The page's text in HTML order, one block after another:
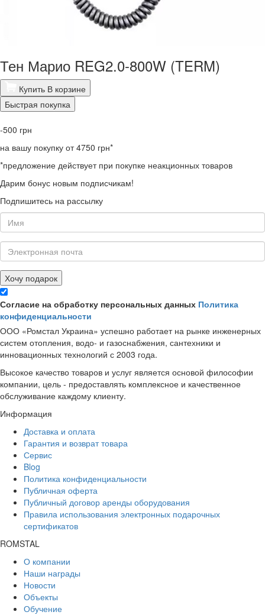
Тен Марио REG2.0-800W (TERM)
Купить В корзине
Быстрая покупка
-500 грн
на вашу покупку от 4750 грн*
*предложение действует при покупке неакционных товаров
Дарим бонус новым подписчикам!
Подпишитесь на рассылку
Хочу подарок
Согласие на обработку персональных данных Политика
конфиденциальности
ООО «Ромстал Украина» успешно работает на рынке инженерных
систем отопления, водо- и газоснабжения, сантехники и
инновационных технологий с 2003 года.
Высокое качество товаров и услуг является основой философии
компании, цель - предоставлять комплексное и качественное
обслуживание каждому клиенту.
Информация
Доставка и оплата
Гарантия и возврат товара
Сервис
Blog
Политика конфиденциальности
Публичная оферта
Публичный договор аренды оборудования
Правила использования электронных подарочных
сертификатов
ROMSTAL
О компании
Наши награды
Новости
Объекты
Обучение